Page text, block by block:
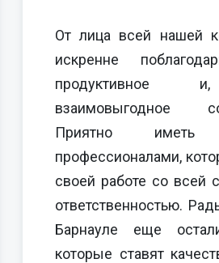
От лица всей нашей
искренне
продуктивное
взаимовыгодное
Приятно
профессионалами,
своей работе со всей
ответственностью.
Барнауле еще
которые ставят